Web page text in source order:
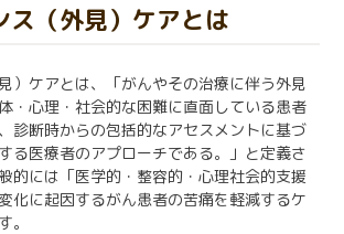
日本語
English
한국어
简体中文
ス（外見）ケアとは
）ケアとは、「がんやその治療に伴う外見
・心理・社会的な困難に直面している患者
診断時からの包括的なアセスメントに基づ
る医療者のアプローチである。」と定義さ
的には「医学的・整容的・心理社会的支援
化に起因するがん患者の苦痛を軽減するケ
。